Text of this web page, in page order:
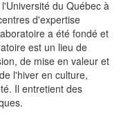
du Québec à
d'expertise
a été fondé et
est un lieu de
de mise en valeur et
l'hiver en culture,
Il entretient des